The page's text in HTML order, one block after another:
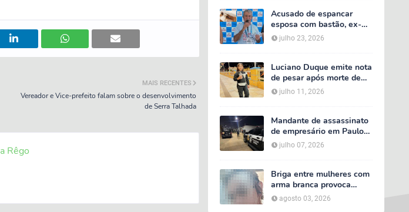
MAIS RECENTES
Vereador e Vice-prefeito falam sobre o desenvolvimento
de Serra Talhada
Rêgo
Acusado de espancar
esposa com bastão, ex-
secretário de Calumbi
será julgado por tentativa
julho 23, 2026
Luciano Duque emite nota
de pesar após morte de
Maria Valentina; Márcia
Conrado decreta luto
Serra Talhada
julho 11, 2026
Mandante de assassinato
de empresário em Paulo
Afonso é preso em Serra
Talhada; suspeito
vítima
julho 07, 2026
Briga entre mulheres com
arma branca provoca
tumulto em loja no bairro
AABB, em Serra Talhada
agosto 03, 2026